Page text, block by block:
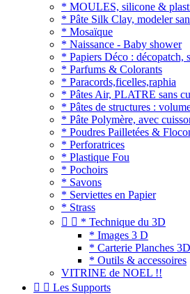
* MOULES, silicone &
* Pâte Silk Clay, modeler
* Mosaïque
* Naissance - Baby shower
* Papiers Déco : décopatch,
* Parfums & Colorants
* Paracords,ficelles,raphia
* Pâtes Air, PLATRE sans
* Pâtes de structures :
* Pâte Polymère, avec
* Poudres Pailletées &
* Perforatrices
* Plastique Fou
* Pochoirs
* Savons
* Serviettes en Papier
* Strass
  * Technique du 3D
* Images 3 D
* Carterie Planches 3D
* Outils & accessoires
VITRINE de NOEL !!
  Les Supports